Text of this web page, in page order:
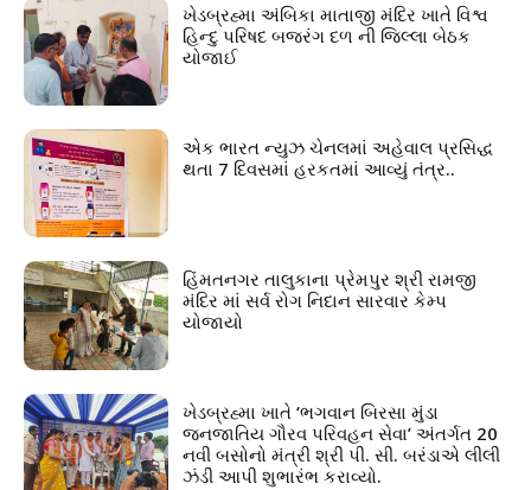
ખેડબ્રહ્મા અંબિકા માતાજી મંદિર ખાતે વિશ્વ
હિન્દુ પરિષદ બજરંગ દળ ની જિલ્લા બેઠક
યોજાઈ
એક ભારત ન્યુઝ ચેનલમાં અહેવાલ પ્રસિદ્ધ
થતા 7 દિવસમાં હરકતમાં આવ્યું તંત્ર..
હિંમતનગર તાલુકાના પ્રેમપુર શ્રી રામજી
મંદિર માં સર્વ રોગ નિદાન સારવાર કેમ્પ
યોજાયો
ખેડબ્રહ્મા ખાતે ‘ભગવાન બિરસા મુંડા
જનજાતિય ગૌરવ પરિવહન સેવા’ અંતર્ગત 20
નવી બસોનો મંત્રી શ્રી પી. સી. બરંડાએ લીલી
ઝંડી આપી શુભારંભ કરાવ્યો.